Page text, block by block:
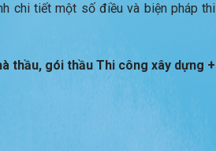
chi tiết một số điều và biện pháp thi
thầu, gói thầu Thi công xây dựng +